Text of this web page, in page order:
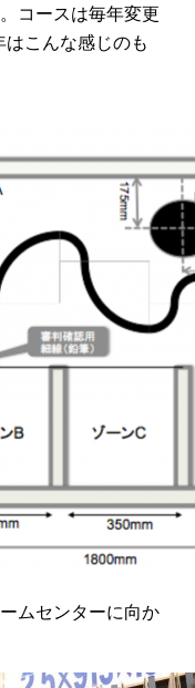
コースは毎年変更
こんな感じのも
ムセンターに向か